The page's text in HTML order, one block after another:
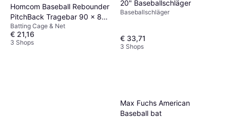
Homcom Baseball Rebounder
PitchBack Tragebar 90 x 80
cm
Batting Cage & Net
€ 21,16
3 Shops
20" Baseballschläger
Baseballschläger
€ 33,71
3 Shops
Max Fuchs American
Baseball bat